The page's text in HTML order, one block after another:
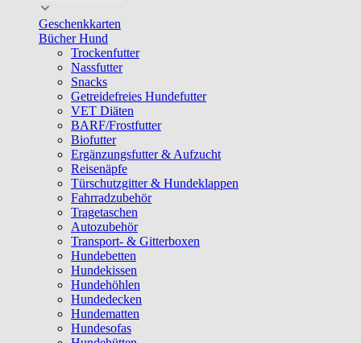
Geschenkkarten
Bücher Hund
Trockenfutter
Nassfutter
Snacks
Getreidefreies Hundefutter
VET Diäten
BARF/Frostfutter
Biofutter
Ergänzungsfutter & Aufzucht
Reisenäpfe
Türschutzgitter & Hundeklappen
Fahrradzubehör
Tragetaschen
Autozubehör
Transport- & Gitterboxen
Hundebetten
Hundekissen
Hundehöhlen
Hundedecken
Hundematten
Hundesofas